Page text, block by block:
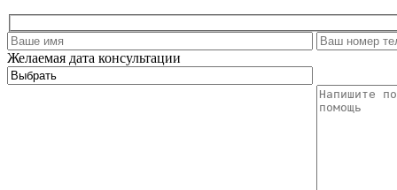
Желаемая дата консультации